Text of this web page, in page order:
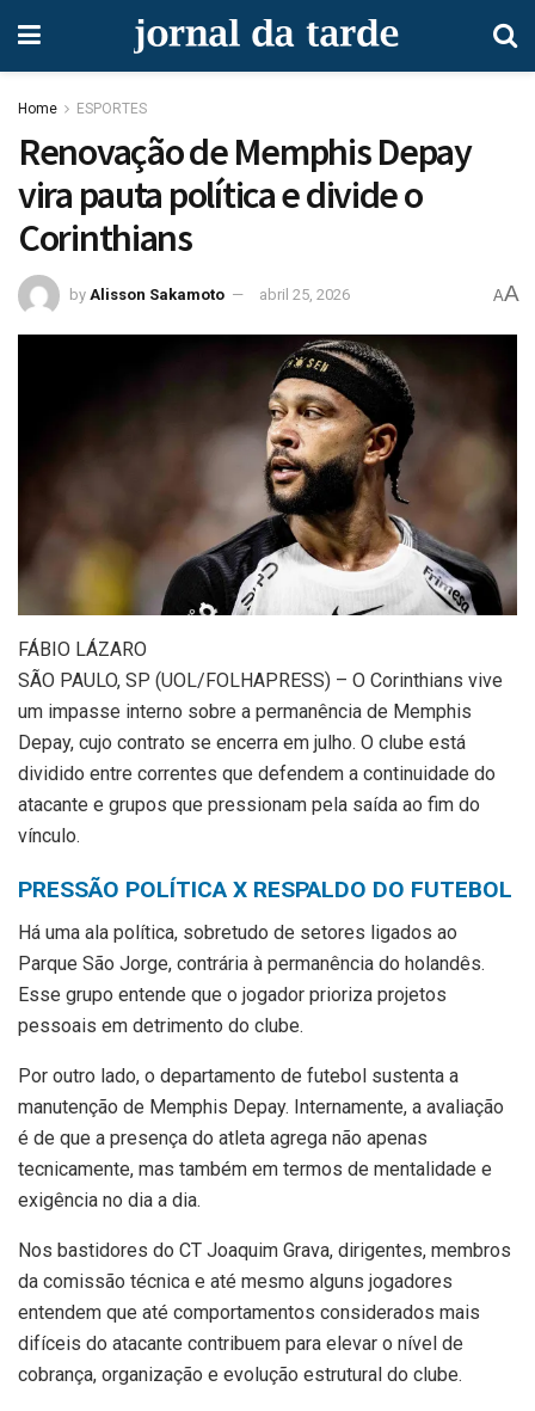
Home ESPORTES
Renovação de Memphis Depay
vira pauta política e divide o
Corinthians
by Alisson Sakamoto abril 25, 2026 AA
FÁBIO LÁZARO
SÃO PAULO, SP (UOL/FOLHAPRESS) – O Corinthians vive
um impasse interno sobre a permanência de Memphis
Depay, cujo contrato se encerra em julho. O clube está
dividido entre correntes que defendem a continuidade do
atacante e grupos que pressionam pela saída ao fim do
vínculo.
PRESSÃO POLÍTICA X RESPALDO DO FUTEBOL
Há uma ala política, sobretudo de setores ligados ao
Parque São Jorge, contrária à permanência do holandês.
Esse grupo entende que o jogador prioriza projetos
pessoais em detrimento do clube.
Por outro lado, o departamento de futebol sustenta a
manutenção de Memphis Depay. Internamente, a avaliação
é de que a presença do atleta agrega não apenas
tecnicamente, mas também em termos de mentalidade e
exigência no dia a dia.
Nos bastidores do CT Joaquim Grava, dirigentes, membros
da comissão técnica e até mesmo alguns jogadores
entendem que até comportamentos considerados mais
difíceis do atacante contribuem para elevar o nível de
cobrança, organização e evolução estrutural do clube.